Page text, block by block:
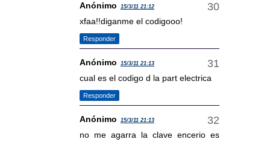
Anónimo 15/3/11 21:12
xfaa!!diganme el codigooo!
Responder
Anónimo 15/3/11 21:13
cual es el codigo d la part electrica
Responder
Anónimo 15/3/11 21:13
no me agarra la clave encerio es